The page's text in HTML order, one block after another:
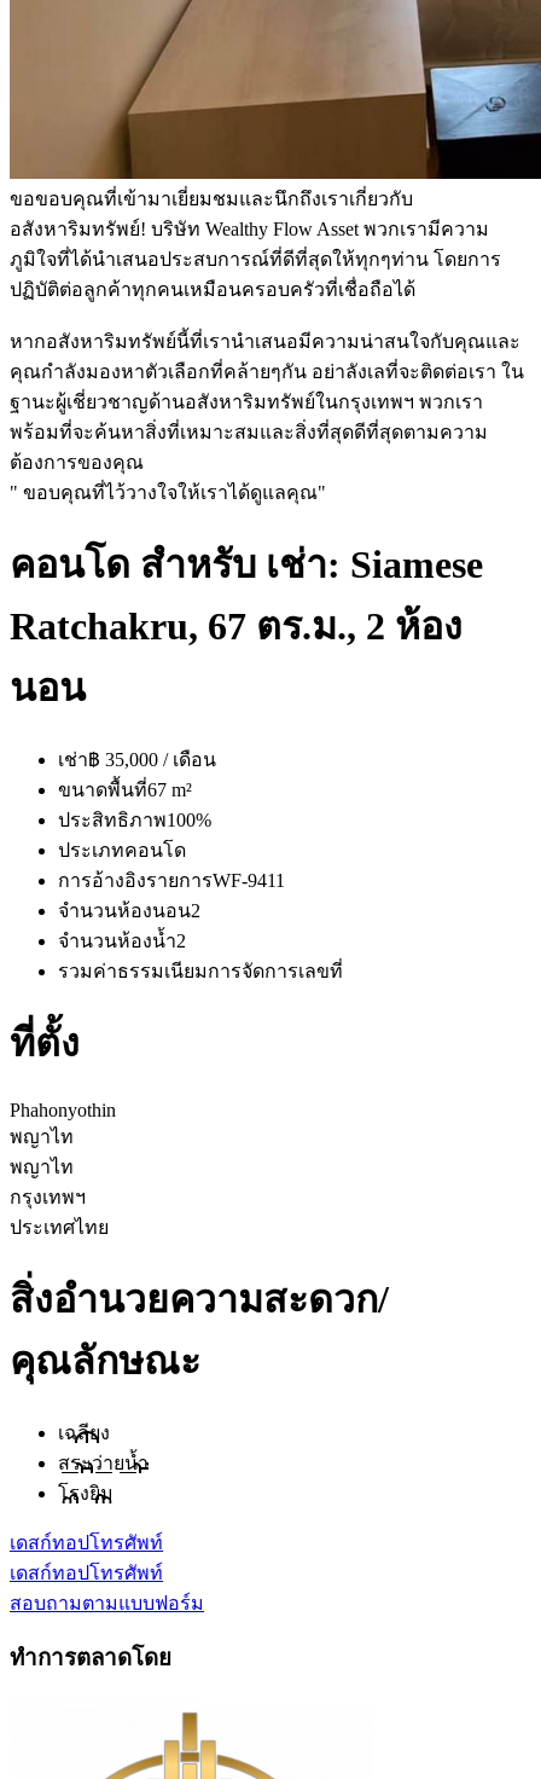
ขอขอบคุณที่เข้ามาเยี่ยมชมและนึกถึงเราเกี่ยวกับ
อสังหาริมทรัพย์! บริษัท Wealthy Flow Asset พวกเรามีความ
ภูมิใจที่ได้นำเสนอประสบการณ์ที่ดีที่สุดให้ทุกๆท่าน โดยการ
ปฏิบัติต่อลูกค้าทุกคนเหมือนครอบครัวที่เชื่อถือได้
หากอสังหาริมทรัพย์นี้ที่เรานำเสนอมีความน่าสนใจกับคุณและ
คุณกำลังมองหาตัวเลือกที่คล้ายๆกัน อย่าลังเลที่จะติดต่อเรา ใน
ฐานะผู้เชี่ยวชาญด้านอสังหาริมทรัพย์ในกรุงเทพฯ พวกเรา
พร้อมที่จะค้นหาสิ่งที่เหมาะสมและสิ่งที่สุดดีที่สุดตามความ
ต้องการของคุณ
" ขอบคุณที่ไว้วางใจให้เราได้ดูแลคุณ"
คอนโด สำหรับ เช่า: Siamese
Ratchakru, 67 ตร.ม., 2 ห้อง
นอน
เช่า฿ 35,000 / เดือน
ขนาดพื้นที่67 m²
ประสิทธิภาพ100%
ประเภทคอนโด
การอ้างอิงรายการWF-9411
จำนวนห้องนอน2
จำนวนห้องน้ำ2
รวมค่าธรรมเนียมการจัดการเลขที่
ที่ตั้ง
Phahonyothin
พญาไท
พญาไท
กรุงเทพฯ
ประเทศไทย
สิ่งอำนวยความสะดวก/
คุณลักษณะ
เฉลียง
สระว่ายน้ำ
โรงยิม
เดสก์ทอปโทรศัพท์
เดสก์ทอปโทรศัพท์
สอบถามตามแบบฟอร์ม
ทำการตลาดโดย